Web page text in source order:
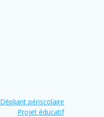
Dépliant périscolaire
Projet éducatif